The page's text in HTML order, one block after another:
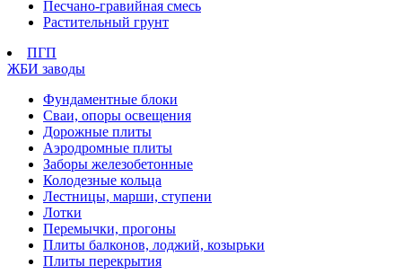
Песчано-гравийная смесь
Растительный грунт
ПГП
ЖБИ заводы
Фундаментные блоки
Сваи, опоры освещения
Дорожные плиты
Аэродромные плиты
Заборы железобетонные
Колодезные кольца
Лестницы, марши, ступени
Лотки
Перемычки, прогоны
Плиты балконов, лоджий, козырьки
Плиты перекрытия